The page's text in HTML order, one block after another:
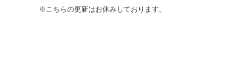
※こちらの更新はお休みしております。